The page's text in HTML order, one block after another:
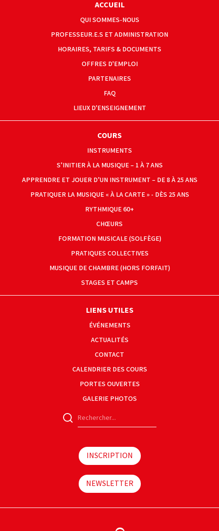
ACCUEIL
QUI SOMMES-NOUS
PROFESSEUR.E.S ET ADMINISTRATION
HORAIRES, TARIFS & DOCUMENTS
OFFRES D'EMPLOI
PARTENAIRES
FAQ
LIEUX D'ENSEIGNEMENT
COURS
INSTRUMENTS
S’INITIER À LA MUSIQUE – 1 À 7 ANS
APPRENDRE ET JOUER D’UN INSTRUMENT – DE 8 À 25 ANS
PRATIQUER LA MUSIQUE « À LA CARTE » - DÈS 25 ANS
RYTHMIQUE 60+
CHŒURS
FORMATION MUSICALE (SOLFÈGE)
PRATIQUES COLLECTIVES
MUSIQUE DE CHAMBRE (HORS FORFAIT)
STAGES ET CAMPS
LIENS UTILES
ÉVÉNEMENTS
ACTUALITÉS
CONTACT
CALENDRIER DES COURS
PORTES OUVERTES
GALERIE PHOTOS
INSCRIPTION
NEWSLETTER